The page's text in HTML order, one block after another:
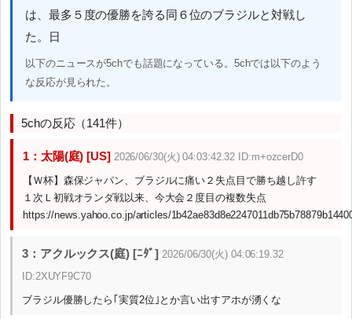
は、最多５度の優勝を誇る同６位のブラジルと対戦し
た。日
以下のニュースが5chでも話題になっている。5chでは以下のよう
な反応が見られた。
5chの反応（141件）
1：太陽(庭) [US] 2026/06/30(火) 04:03:42.32 ID:m+ozcerD0
【Ｗ杯】森保ジャパン、ブラジルに痛い２失点目で勝ち越し許す
１次Ｌ初戦オランダ戦以来、今大会２度目の複数失点
https://news.yahoo.co.jp/articles/
3：アクルックス(庭) [ﾆﾀﾞ] 2026/06/30(火) 04:06:19.32
ID:2XUYF9C70
ブラジル優勝したら｢実質2位｣とか言い出すアホが湧くな